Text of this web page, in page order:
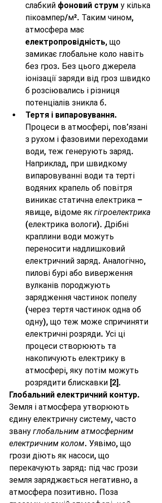
слабкий фоновий струм у кілька
пікоампер/м². Таким чином,
атмосфера має
електропровідність, що
замикає глобальне коло навіть
без гроз. Без цього джерела
іонізації заряди від гроз швидко
б розсіювались і різниця
потенціалів зникла б.
Тертя і випаровування.
Процеси в атмосфері, пов’язані
з рухом і фазовими переходами
води, теж генерують заряд.
Наприклад, при швидкому
випаровуванні води та терті
водяних крапель об повітря
виникає статична електрика –
явище, відоме як гігроелектрика
(електрика вологи). Дрібні
краплини води можуть
переносити надлишковий
електричний заряд. Аналогічно,
пилові бурі або виверження
вулканів породжують
зарядження частинок попелу
(через тертя частинок одна об
одну), що теж може спричиняти
електричні розряди. Усі ці
процеси створюють та
накопичують електрику в
атмосфері, яку потім можуть
розрядити блискавки [2].
Глобальний електричний контур.
Земля і атмосфера утворюють
єдину електричну систему, часто
звану глобальним атмосферним
електричним колом. Уявімо, що
грози діють як насоси, що
перекачують заряд: під час грози
земля заряджається негативно, а
атмосфера позитивно. Поза